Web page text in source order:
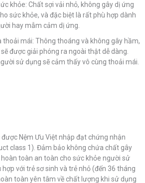
khỏe: Chất sợi vải nhỏ, không gây dị ứng
sức khỏe, và đặc biệt là rất phù hợp dành
hay mẫm cảm dị ứng.
thoải mái: Thông thoáng và không gây hầm,
được giải phóng ra ngoài thật dễ dàng.
sử dụng sẽ cảm thấy vô cùng thoải mái.
Nệm Ưu Việt nhập đạt chứng nhận
class 1). Đảm bảo không chứa chất gây
toàn an toàn cho sức khỏe người sử
với trẻ sơ sinh và trẻ nhỏ (đến 36 tháng
toàn yên tâm về chất lượng khi sử dụng